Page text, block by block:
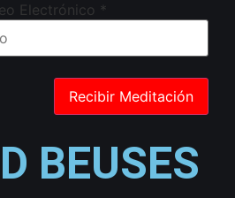
Electrónico *
BEUSES